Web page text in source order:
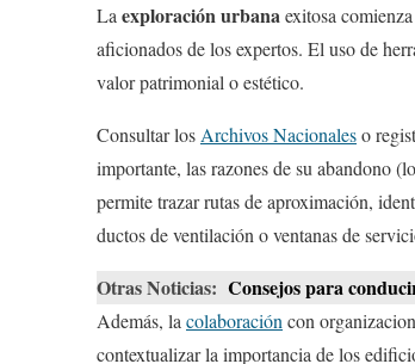
Laexploración urbanaexitosa
aficionados de los expertos. El uso de
valor patrimonial o estético.
Consultar losArchivos Nacionaleso
importante, las razones de su abandono
permite trazar rutas de aproximación,
ductos de ventilación o ventanas de
Otras Noticias: Consejos para
Además, lacolaboracióncon
contextualizar la importancia de los